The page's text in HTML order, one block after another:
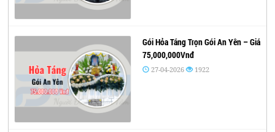
Gói Hỏa Táng Trọn Gói An Yên – Giá
75,000,000Vnđ
27-04-2026 1922